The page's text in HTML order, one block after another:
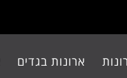
ארונות בגדים